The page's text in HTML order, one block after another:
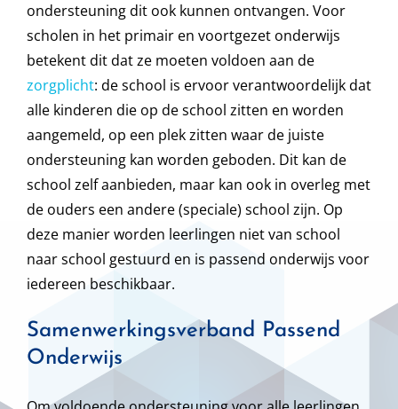
ondersteuning dit ook kunnen ontvangen. Voor
scholen in het primair en voortgezet onderwijs
betekent dit dat ze moeten voldoen aan de
zorgplicht: de school is ervoor verantwoordelijk dat
alle kinderen die op de school zitten en worden
aangemeld, op een plek zitten waar de juiste
ondersteuning kan worden geboden. Dit kan de
school zelf aanbieden, maar kan ook in overleg met
de ouders een andere (speciale) school zijn. Op
deze manier worden leerlingen niet van school
naar school gestuurd en is passend onderwijs voor
iedereen beschikbaar.
Samenwerkingsverband Passend
Onderwijs